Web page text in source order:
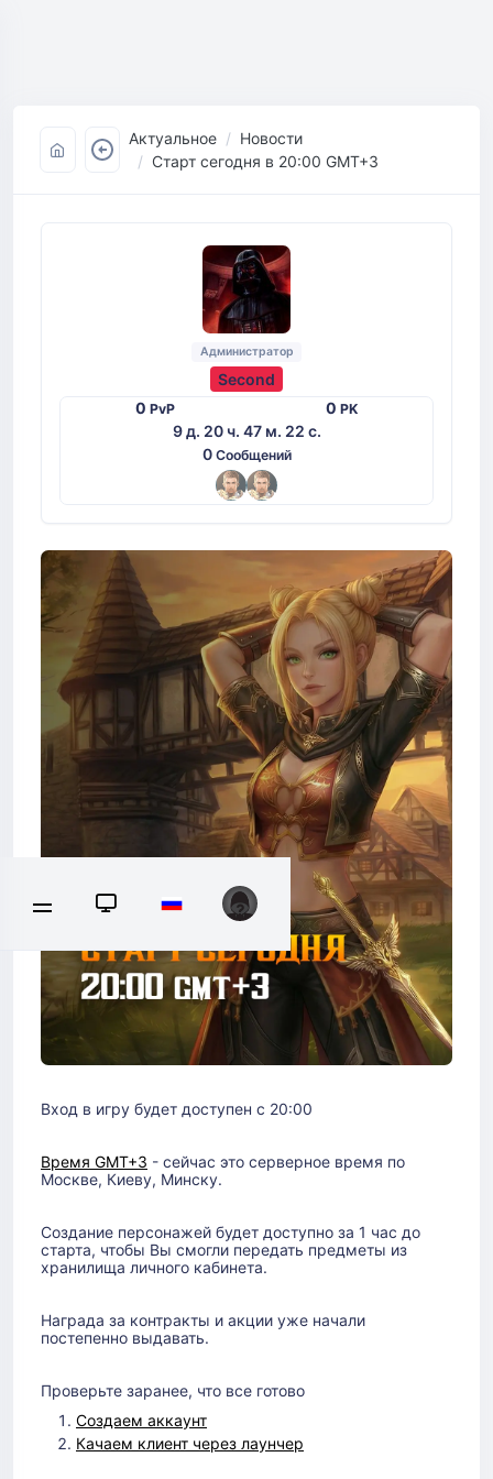
Актуальное
Новости
Старт сегодня в 20:00 GMT+3
Администратор
Second
0 PvP 0PK
9 д. 20 ч. 47 м. 22 с.
0 Сообщений
Вход в игру будет доступен с 20:00
Время GMT+3 - сейчас это серверное время по
Москве, Киеву, Минску.
Создание персонажей будет доступно за 1 час до
старта, чтобы Вы смогли передать предметы из
хранилища личного кабинета.
Награда за контракты и акции уже начали
постепенно выдавать.
Проверьте заранее, что все готово
Создаем аккаунт
Качаем клиент через лаунчер